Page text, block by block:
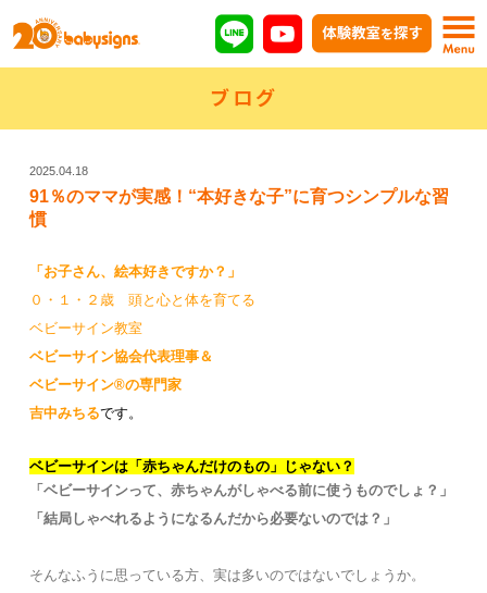
ブログ
2025.04.18
91％のママが実感！“本好きな子”に育つシンプルな習
慣
「お子さん、絵本好きですか？」
０・１・２歳 頭と心と体を育てる
ベビーサイン教室
ベビーサイン協会代表理事＆
ベビーサイン®の専門家
吉中みちるです。
ベビーサインは「赤ちゃんだけのもの」じゃない？
「ベビーサインって、赤ちゃんがしゃべる前に使うものでしょ？」
「結局しゃべれるようになるんだから必要ないのでは？」
そんなふうに思っている方、実は多いのではないでしょうか。